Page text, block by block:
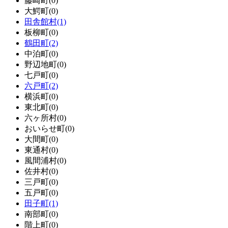
大鰐町(0)
田舎館村(1)
板柳町(0)
鶴田町(2)
中泊町(0)
野辺地町(0)
七戸町(0)
六戸町(2)
横浜町(0)
東北町(0)
六ヶ所村(0)
おいらせ町(0)
大間町(0)
東通村(0)
風間浦村(0)
佐井村(0)
三戸町(0)
五戸町(0)
田子町(1)
南部町(0)
階上町(0)